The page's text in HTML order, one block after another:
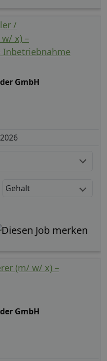
/
x) –
Inbetriebnahme
GmbH
Gehalt
(m/ w/ x) –
GmbH